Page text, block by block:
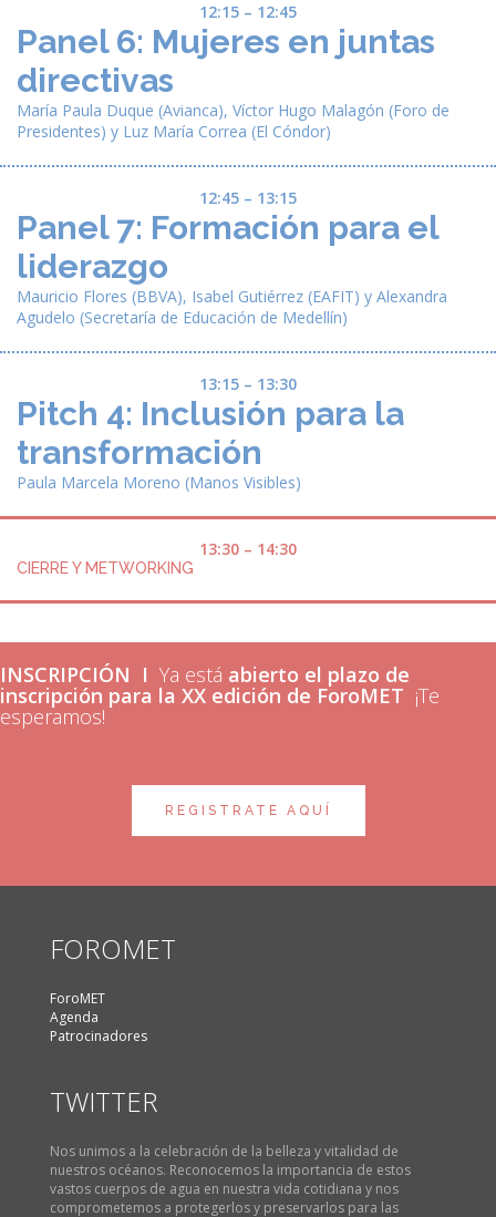
12:15 – 12:45
Panel 6: Mujeres en juntas
directivas
María Paula Duque (Avianca), Víctor Hugo Malagón (Foro de
Presidentes) y Luz María Correa (El Cóndor)
12:45 – 13:15
Panel 7: Formación para el
liderazgo
Mauricio Flores (BBVA), Isabel Gutiérrez (EAFIT) y Alexandra
Agudelo (Secretaría de Educación de Medellín)
13:15 – 13:30
Pitch 4: Inclusión para la
transformación
Paula Marcela Moreno (Manos Visibles)
13:30 – 14:30
CIERRE Y METWORKING
INSCRIPCIÓN I Ya está abierto el plazo de
inscripción para la XX edición de ForoMET ¡Te
esperamos!
REGISTRATE AQUÍ
FOROMET
ForoMET
Agenda
Patrocinadores
TWITTER
Nos unimos a la celebración de la belleza y vitalidad de
nuestros océanos. Reconocemos la importancia de estos
vastos cuerpos de agua en nuestra vida cotidiana y nos
comprometemos a protegerlos y preservarlos para las